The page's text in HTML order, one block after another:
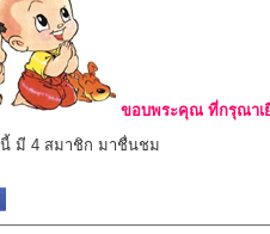
ขอบพระคุณ ที่กรุณาเ
มี 4 สมาชิก มาชื่นชม